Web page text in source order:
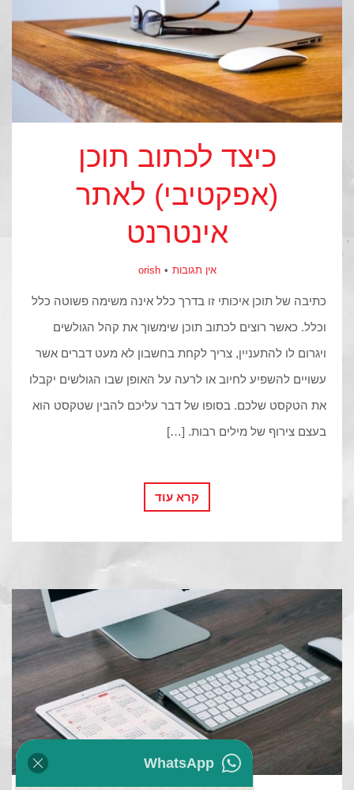
כיצד לכתוב תוכן
(אפקטיבי) לאתר
אינטרנט
אין תגובות orish
כתיבה של תוכן איכותי זו בדרך כלל אינה משימה פשוטה כלל
וכלל. כאשר רוצים לכתוב תוכן שימשוך את קהל הגולשים
ויגרום לו להתעניין, צריך לקחת בחשבון לא מעט דברים אשר
עשויים להשפיע לחיוב או לרעה על האופן שבו הגולשים יקבלו
את הטקסט שלכם. בסופו של דבר עליכם להבין שטקסט הוא
בעצם צירוף של מילים רבות. […]
קרא עוד
WhatsApp